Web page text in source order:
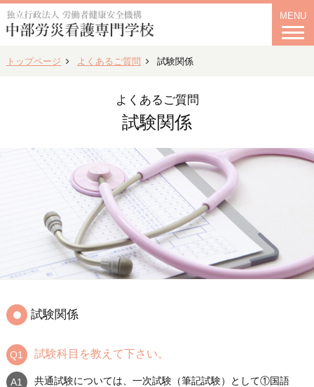
MENU
トップページ よくあるご質問 試験関係
よくあるご質問
試験関係
試験関係
試験科目を教えて下さい。
共通試験については、一次試験（筆記試験）として①国語